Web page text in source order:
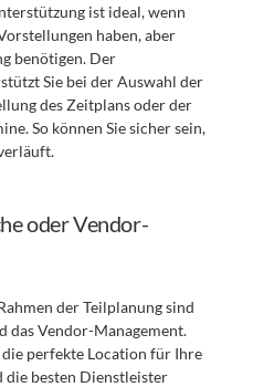
ist ideal, wenn
haben, aber
Sie bei der Auswahl der
des Zeitplans oder der
So können Sie sicher sein,
oder Vendor-
der Teilplanung sind
das Vendor-Management.
perfekte Location für Ihre
die besten Dienstleister